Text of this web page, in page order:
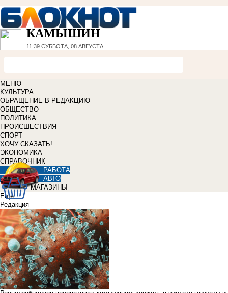
КАМЫШИН
11:39 СУББОТА, 08 АВГУСТА
МЕНЮ
КУЛЬТУРА
ОБРАЩЕНИЕ В РЕДАКЦИЮ
ОБЩЕСТВО
ПОЛИТИКА
ПРОИСШЕСТВИЯ
СПОРТ
ХОЧУ СКАЗАТЬ!
ЭКОНОМИКА
СПРАВОЧНИК
РАБОТА
АВТО
МАГАЗИНЫ
Еще
Редакция